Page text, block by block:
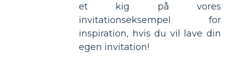
et kig på vores
invitationseksempel for
inspiration, hvis du vil lave din
egen invitation!